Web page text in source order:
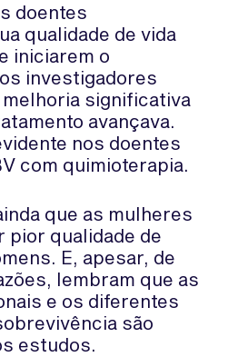
doentes
qualidade de vida
iniciarem o
investigadores
significativa
avançava.
nos doentes
com quimioterapia.
que as mulheres
pior qualidade de
E, apesar, de
lembram que as
e os diferentes
são
estudos.